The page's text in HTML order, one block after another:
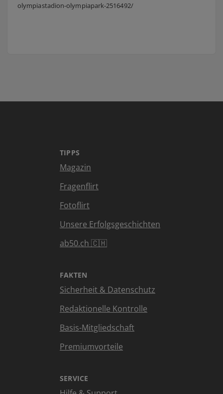
olympiastadion-olympiapark-2516492/
TIPPS
Magazin
Fragenflirt
Fotoflirt
Unsere Erfolgsgeschichten
ab50.ch 🇨🇭
FAKTEN
Sicherheit & Datenschutz
Redaktionelle Kontrolle
Basis-Mitgliedschaft
Premiumvorteile
SERVICE